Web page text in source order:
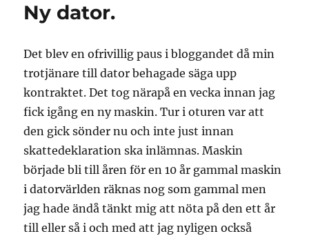
Ny dator.
Det blev en ofrivillig paus i bloggandet då min
trotjänare till dator behagade säga upp
kontraktet. Det tog närapå en vecka innan jag
fick igång en ny maskin. Tur i oturen var att
den gick sönder nu och inte just innan
skattedeklaration ska inlämnas. Maskin
började bli till åren för en 10 år gammal maskin
i datorvärlden räknas nog som gammal men
jag hade ändå tänkt mig att nöta på den ett år
till eller så i och med att jag nyligen också